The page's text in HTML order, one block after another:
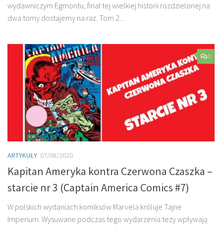
wydawniczym Egmontu, finał tej wielkiej historii rozdzielonej na
dwa tomy dostajemy na raz. Tom 2...
0
ARTYKUŁY 07/08/2020
Kapitan Ameryka kontra Czerwona Czaszka –
starcie nr 3 (Captain America Comics #7)
W polskich wydaniach komiksów Marvela króluje Tajne
Imperium. Wysuwane podczas tego wydarzenia tezy wpływają